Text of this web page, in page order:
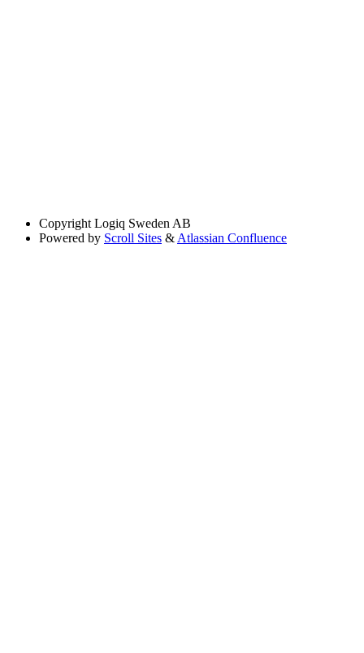
Copyright Logiq Sweden AB
Powered by Scroll Sites & Atlassian Confluence